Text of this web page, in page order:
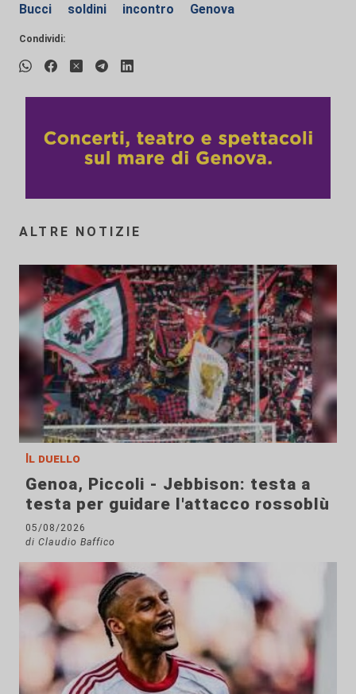
Bucci soldini incontro Genova
Condividi:
ALTRE NOTIZIE
Il duello
Genoa, Piccoli - Jebbison: testa a
testa per guidare l'attacco rossoblù
05/08/2026
di Claudio Baffico